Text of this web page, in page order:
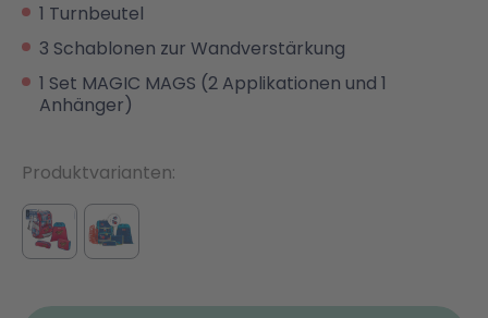
1 Turnbeutel
3 Schablonen zur Wandverstärkung
1 Set MAGIC MAGS (2 Applikationen und 1
Anhänger)
Produktvarianten